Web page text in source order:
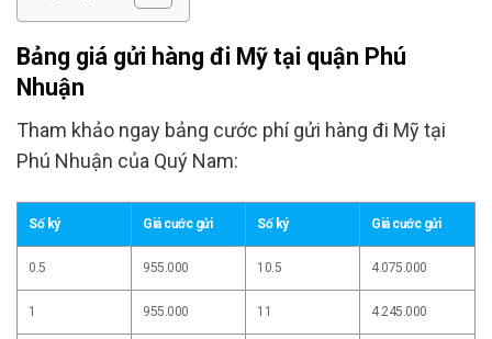
Bảng giá gửi hàng đi Mỹ tại quận Phú
Nhuận
Tham khảo ngay bảng cước phí gửi hàng đi Mỹ tại
Phú Nhuận của Quý Nam:
Số ký Giá cước gửi Số ký Giá cước gửi
0.5 955.000 10.5 4.075.000
1 955.000 11 4.245.000